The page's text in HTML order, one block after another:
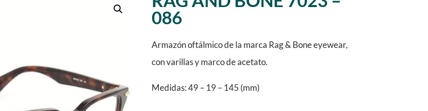
086
Armazón oftálmico de la marca Rag & Bone eyewear,
con varillas y marco de acetato.
Medidas: 49 – 19 – 145 (mm)